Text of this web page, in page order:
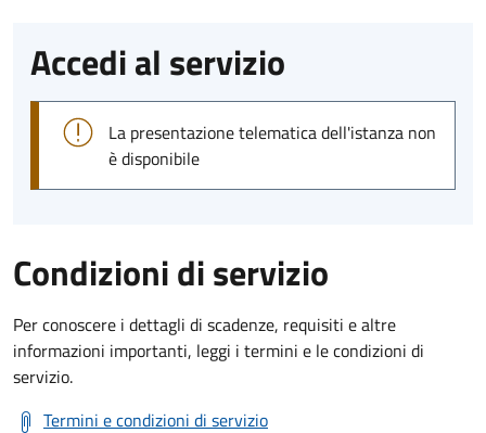
Accedi al servizio
La presentazione telematica dell'istanza non
è disponibile
Condizioni di servizio
Per conoscere i dettagli di scadenze, requisiti e altre
informazioni importanti, leggi i termini e le condizioni di
servizio.
Termini e condizioni di servizio